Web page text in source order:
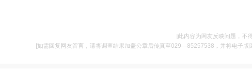
[此内容为网友反映问题，不
[如需回复网友留言，请将调查结果加盖公章后传真至029—85257538，并将电子